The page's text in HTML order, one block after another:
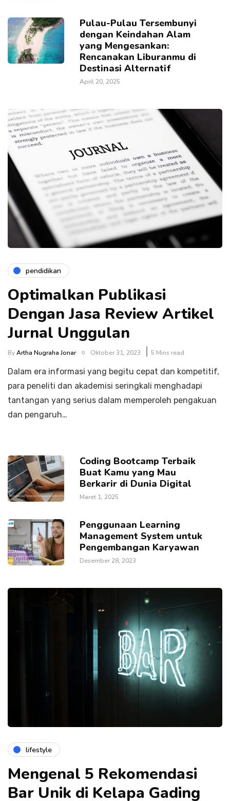
Pulau-Pulau Tersembunyi
dengan Keindahan Alam
yang Mengesankan:
Rencanakan Liburanmu di
Destinasi Alternatif
April 20, 2025
pendidikan
Optimalkan Publikasi
Dengan Jasa Review Artikel
Jurnal Unggulan
ByArtha Nugraha Jonar Oktober 31, 2023 5 Mins read
Dalam era informasi yang begitu cepat dan kompetitif,
para peneliti dan akademisi seringkali menghadapi
tantangan yang serius dalam memperoleh pengakuan
dan pengaruh…
Coding Bootcamp Terbaik
Buat Kamu yang Mau
Berkarir di Dunia Digital
Maret 1, 2025
Penggunaan Learning
Management System untuk
Pengembangan Karyawan
Desember 28, 2023
lifestyle
Mengenal 5 Rekomendasi
Bar Unik di Kelapa Gading